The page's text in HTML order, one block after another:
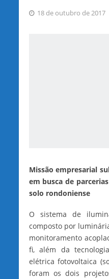
18 de outubro de 2017
Missão empresarial
em busca de
solo rondoniense
O sistema de
composto por
monitoramento
fi, além da
elétrica fotovoltaica
foram os dois